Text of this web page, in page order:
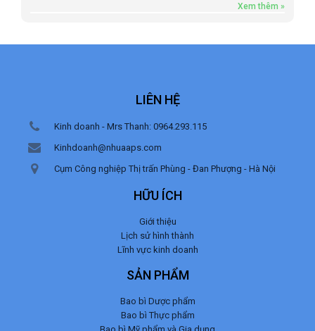
Xem thêm »
LIÊN HỆ
Kinh doanh - Mrs Thanh: 0964.293.115
Kinhdoanh@nhuaaps.com
Cụm Công nghiệp Thị trấn Phùng - Đan Phượng - Hà Nội
HỮU ÍCH
Giới thiệu
Lịch sử hình thành
Lĩnh vực kinh doanh
SẢN PHẨM
Bao bì Dược phẩm
Bao bì Thực phẩm